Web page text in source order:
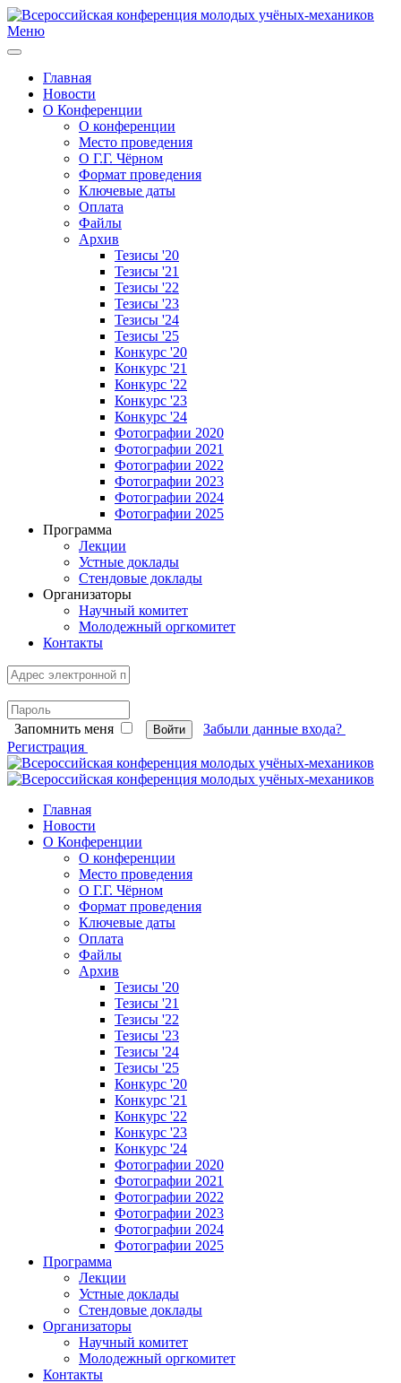
Меню
Главная
Новости
О Конференции
О конференции
Место проведения
О Г.Г. Чёрном
Формат проведения
Ключевые даты
Оплата
Файлы
Архив
Тезисы '20
Тезисы '21
Тезисы '22
Тезисы '23
Тезисы '24
Тезисы '25
Конкурс '20
Конкурс '21
Конкурс '22
Конкурс '23
Конкурс '24
Фотографии 2020
Фотографии 2021
Фотографии 2022
Фотографии 2023
Фотографии 2024
Фотографии 2025
Программа
Лекции
Устные доклады
Стендовые доклады
Организаторы
Научный комитет
Молодежный оргкомитет
Контакты
Запомнить меня Войти
Забыли данные входа?
Регистрация
Главная
Новости
О Конференции
О конференции
Место проведения
О Г.Г. Чёрном
Формат проведения
Ключевые даты
Оплата
Файлы
Архив
Тезисы '20
Тезисы '21
Тезисы '22
Тезисы '23
Тезисы '24
Тезисы '25
Конкурс '20
Конкурс '21
Конкурс '22
Конкурс '23
Конкурс '24
Фотографии 2020
Фотографии 2021
Фотографии 2022
Фотографии 2023
Фотографии 2024
Фотографии 2025
Программа
Лекции
Устные доклады
Стендовые доклады
Организаторы
Научный комитет
Молодежный оргкомитет
Контакты